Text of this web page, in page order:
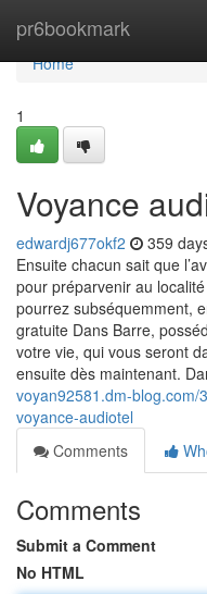
pr6bookmark
Home
Home
1
Voyance
edwardj677okf2 359
Ensuite chacun sait que
pour préparvenir au
pourrez subséquemment,
gratuite Dans Barre,
votre vie, qui vous seront
ensuite dès maintenant.
voyan92581.dm-blog.com/
voyance-audiotel
Comments
Comments
Submit a Comment
No HTML